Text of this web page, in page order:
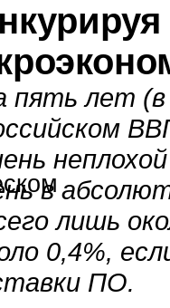
пять лет (в
в
лишь
0,4%,
ПО.